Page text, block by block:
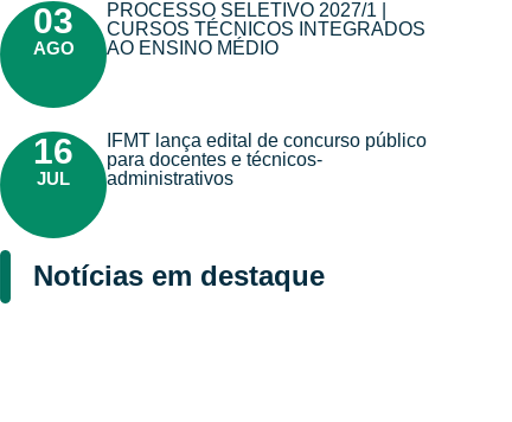
03
AGO
PROCESSO SELETIVO 2027/1 |
CURSOS TÉCNICOS INTEGRADOS
AO ENSINO MÉDIO
16
JUL
IFMT lança edital de concurso público
para docentes e técnicos-
administrativos
Notícias em destaque